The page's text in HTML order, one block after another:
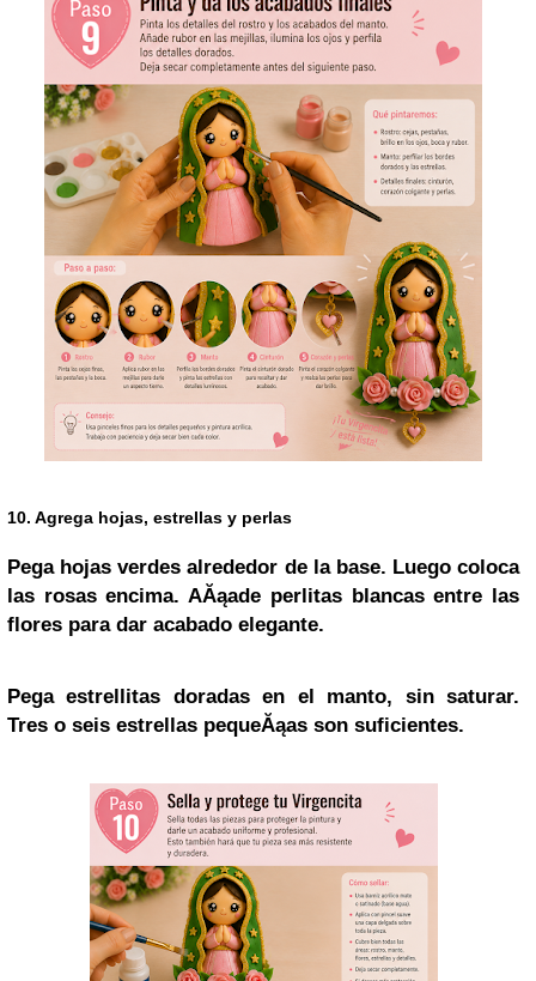
10. Agrega hojas, estrellas y perlas
Pega hojas verdes alrededor de la base. Luego coloca
las rosas encima. AĂąade perlitas blancas entre las
flores para dar acabado elegante.
Pega estrellitas doradas en el manto, sin saturar.
Tres o seis estrellas pequeĂąas son suficientes.